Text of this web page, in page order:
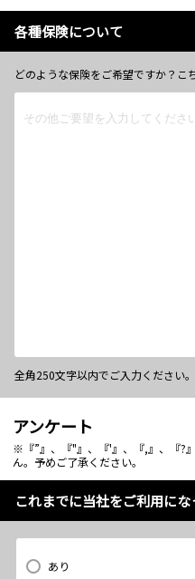
各種保険について
どのような保険をご希望ですか？こ
全角250文字以内でご入力ください。
アンケート
※『”』、『"』、『'』、『,』、『?
ん。予めご了承ください。
これまでに当社をご利用に
あり